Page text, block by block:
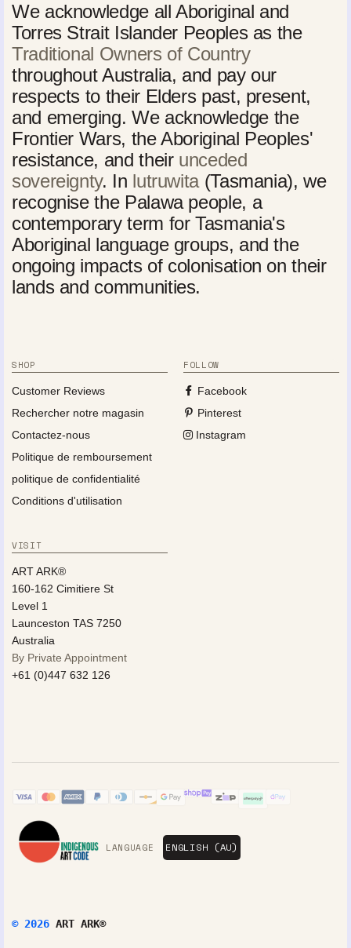
We acknowledge all Aboriginal and
Torres Strait Islander Peoples as the
Traditional Owners of Country
throughout Australia, and pay our
respects to their Elders past, present,
and emerging. We acknowledge the
Frontier Wars, the Aboriginal Peoples'
resistance, and their unceded
sovereignty. In lutruwita(Tasmania), we
recognise the Palawa people, a
contemporary term for Tasmania's
Aboriginal language groups, and the
ongoing impacts of colonisation on their
lands and communities.
SHOP
Customer Reviews
Rechercher notre magasin
Contactez-nous
Politique de remboursement
politique de confidentialité
Conditions d'utilisation
FOLLOW
Facebook
Pinterest
Instagram
VISIT
ART ARK®
160-162 Cimitiere St
Level 1
Launceston TAS 7250
Australia
By Private Appointment
+61 (0)447 632 126
LANGUAGE
© 2026 ART ARK®